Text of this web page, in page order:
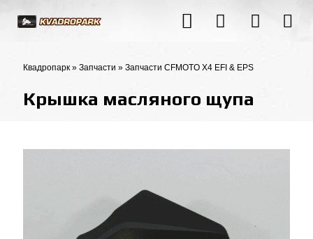
Квадропарк » Запчасти » Запчасти CFMOTO X4 EFI & EPS
Крышка масляного щупа